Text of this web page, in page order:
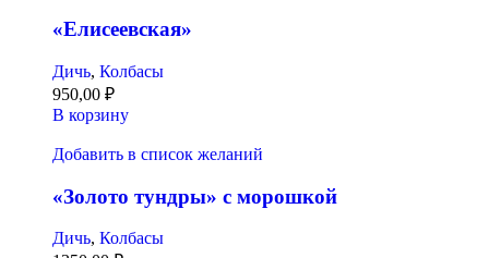
«Елисеевская»
Дичь, Колбасы
950,00 ₽
В корзину
Добавить в список желаний
«Золото тундры» с морошкой
Дичь, Колбасы